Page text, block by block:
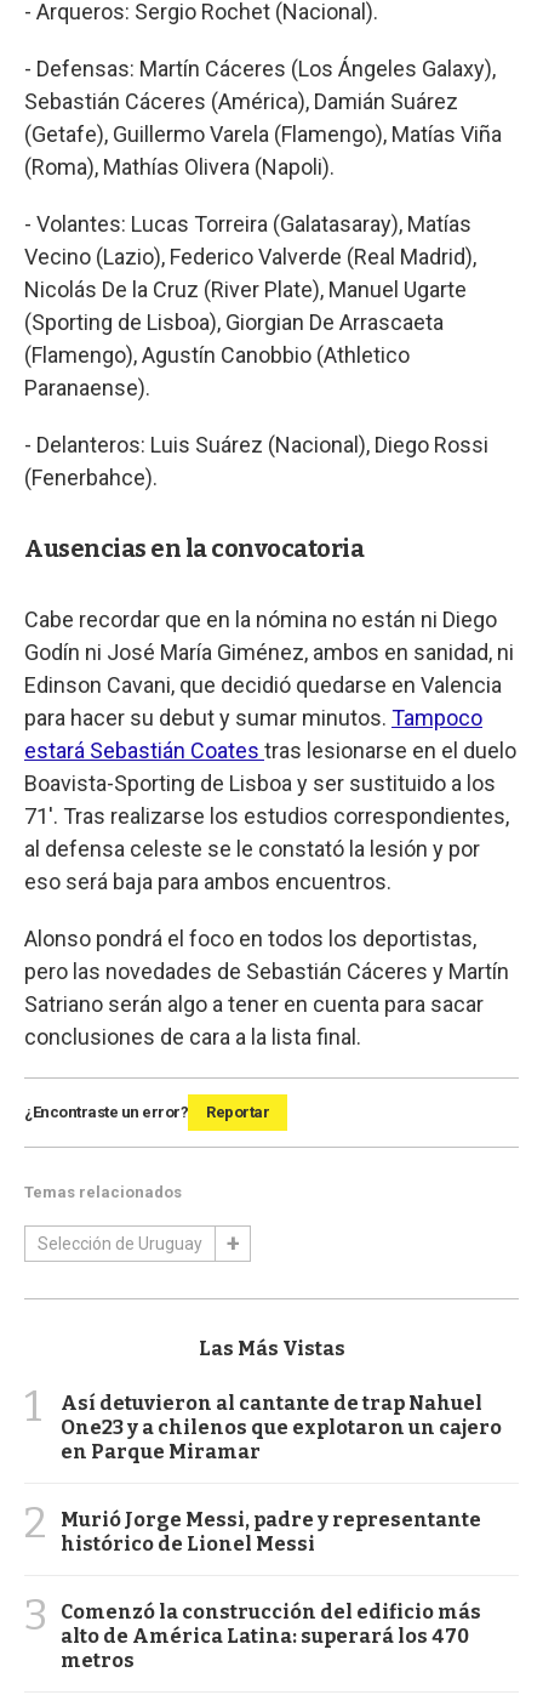
- Arqueros: Sergio Rochet (Nacional).
- Defensas: Martín Cáceres (Los Ángeles Galaxy),
Sebastián Cáceres (América), Damián Suárez
(Getafe), Guillermo Varela (Flamengo), Matías Viña
(Roma), Mathías Olivera (Napoli).
- Volantes: Lucas Torreira (Galatasaray), Matías
Vecino (Lazio), Federico Valverde (Real Madrid),
Nicolás De la Cruz (River Plate), Manuel Ugarte
(Sporting de Lisboa), Giorgian De Arrascaeta
(Flamengo), Agustín Canobbio (Athletico
Paranaense).
- Delanteros: Luis Suárez (Nacional), Diego Rossi
(Fenerbahce).
Ausencias en la convocatoria
Cabe recordar que en la nómina no están ni Diego
Godín ni José María Giménez, ambos en sanidad, ni
Edinson Cavani, que decidió quedarse en Valencia
para hacer su debut y sumar minutos. Tampoco
estará Sebastián Coates tras lesionarse en el duelo
Boavista-Sporting de Lisboa y ser sustituido a los
71'. Tras realizarse los estudios correspondientes,
al defensa celeste se le constató la lesión y por
eso será baja para ambos encuentros.
Alonso pondrá el foco en todos los deportistas,
pero las novedades de Sebastián Cáceres y Martín
Satriano serán algo a tener en cuenta para sacar
conclusiones de cara a la lista final.
¿Encontraste un error? Reportar
Temas relacionados
Selección de Uruguay
Las Más Vistas
1
Así detuvieron al cantante de trap Nahuel
One23 y a chilenos que explotaron un cajero
en Parque Miramar
2
Murió Jorge Messi, padre y representante
histórico de Lionel Messi
3
Comenzó la construcción del edificio más
alto de América Latina: superará los 470
metros